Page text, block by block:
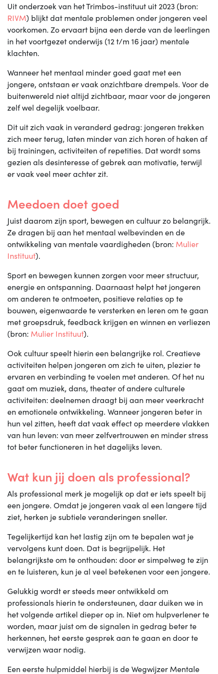
Uit onderzoek van het Trimbos-instituut uit 2023 (bron:
RIVM) blijkt dat mentale problemen onder jongeren veel
voorkomen. Zo ervaart bijna een derde van de leerlingen
in het voortgezet onderwijs (12 t/m 16 jaar) mentale
klachten.
Wanneer het mentaal minder goed gaat met een
jongere, ontstaan er vaak onzichtbare drempels. Voor de
buitenwereld niet altijd zichtbaar, maar voor de jongeren
zelf wel degelijk voelbaar.
Dit uit zich vaak in veranderd gedrag: jongeren trekken
zich meer terug, laten minder van zich horen of haken af
bij trainingen, activiteiten of repetities. Dat wordt soms
gezien als desinteresse of gebrek aan motivatie, terwijl
er vaak veel meer achter zit.
Meedoen doet goed
Juist daarom zijn sport, bewegen en cultuur zo belangrijk.
Ze dragen bij aan het mentaal welbevinden en de
ontwikkeling van mentale vaardigheden (bron: Mulier
Instituut).
Sport en bewegen kunnen zorgen voor meer structuur,
energie en ontspanning. Daarnaast helpt het jongeren
om anderen te ontmoeten, positieve relaties op te
bouwen, eigenwaarde te versterken en leren om te gaan
met groepsdruk, feedback krijgen en winnen en verliezen
(bron: Mulier Instituut).
Ook cultuur speelt hierin een belangrijke rol. Creatieve
activiteiten helpen jongeren om zich te uiten, plezier te
ervaren en verbinding te voelen met anderen. Of het nu
gaat om muziek, dans, theater of andere culturele
activiteiten: deelnemen draagt bij aan meer veerkracht
en emotionele ontwikkeling. Wanneer jongeren beter in
hun vel zitten, heeft dat vaak effect op meerdere vlakken
van hun leven: van meer zelfvertrouwen en minder stress
tot beter functioneren in het dagelijks leven.
Wat kun jij doen als professional?
Als professional merk je mogelijk op dat er iets speelt bij
een jongere. Omdat je jongeren vaak al een langere tijd
ziet, herken je subtiele veranderingen sneller.
Tegelijkertijd kan het lastig zijn om te bepalen wat je
vervolgens kunt doen. Dat is begrijpelijk. Het
belangrijkste om te onthouden: door er simpelweg te zijn
en te luisteren, kun je al veel betekenen voor een jongere.
Gelukkig wordt er steeds meer ontwikkeld om
professionals hierin te ondersteunen, daar duiken we in
het volgende artikel dieper op in. Niet om hulpverlener te
worden, maar juist om de signalen in gedrag beter te
herkennen, het eerste gesprek aan te gaan en door te
verwijzen waar nodig.
Een eerste hulpmiddel hierbij is de Wegwijzer Mentale